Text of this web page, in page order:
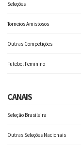
Seleções
Torneios Amistosos
Outras Competições
Futebol Feminino
CANAIS
Seleção Brasileira
Outras Seleções Nacionais